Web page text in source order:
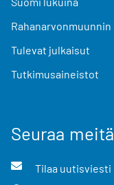
Rahanarvonmuunnin
Tulevat julkaisut
Tutkimusaineistot
Seuraa meitä
Tilaa uutisviesti